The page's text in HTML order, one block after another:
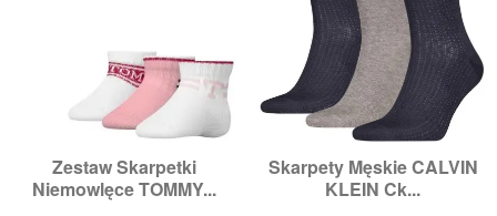
Zestaw Skarpetki
Niemowlęce TOMMY...
Skarpety Męskie CALVIN
KLEIN Ck...